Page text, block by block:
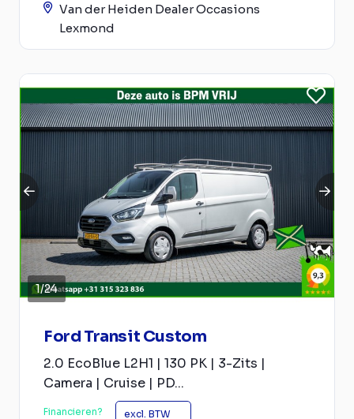
Van der Heiden Dealer Occasions
Lexmond
1/24
Ford Transit Custom
2.0 EcoBlue L2H1 | 130 PK | 3-Zits |
Camera | Cruise | PD...
Financieren? excl. BTW